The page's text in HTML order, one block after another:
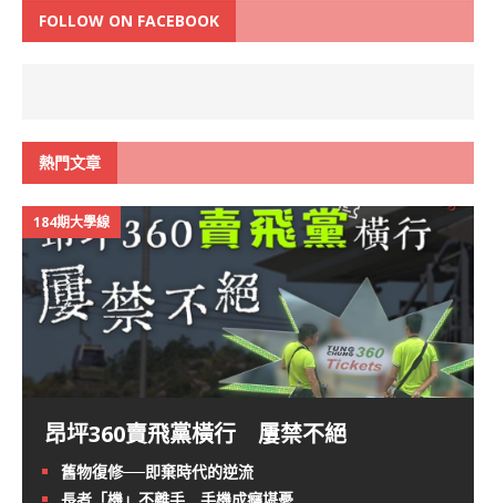
FOLLOW ON FACEBOOK
熱門文章
184期大學線
昂坪360賣飛黨橫行 屢禁不絕
舊物復修──即棄時代的逆流